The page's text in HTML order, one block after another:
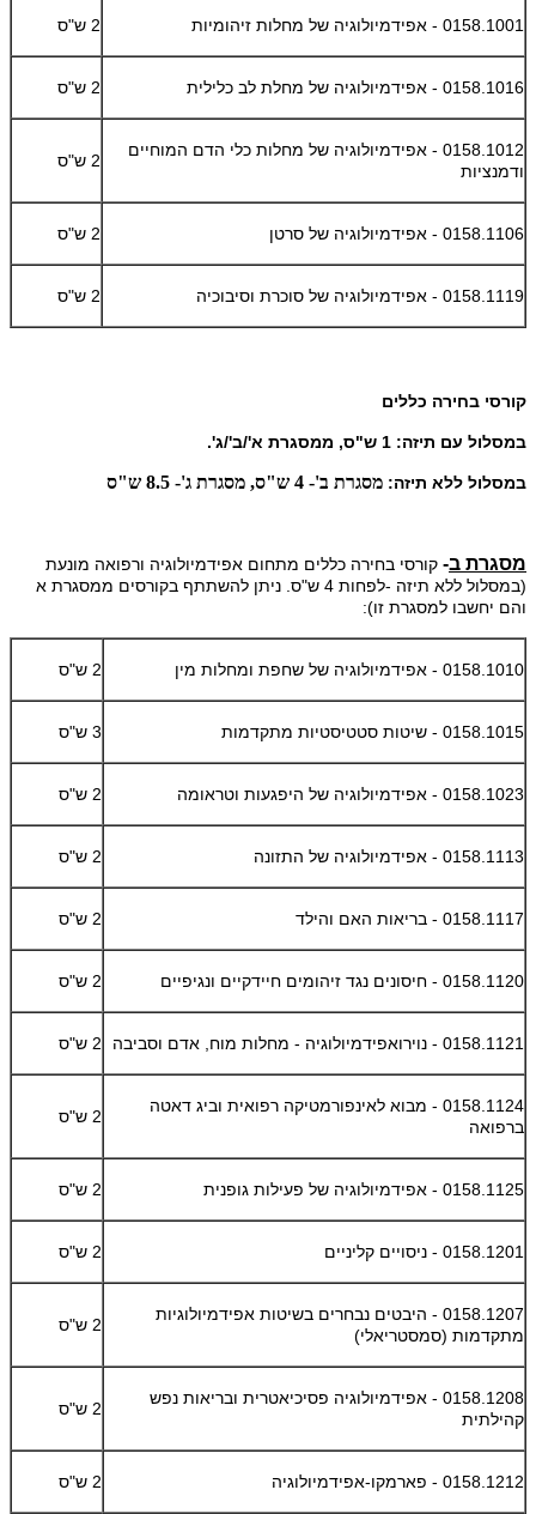
0158.1001 - אפידמיולוגיה של מחלות זיהומיות 2 ש"ס
0158.1016 - אפידמיולוגיה של מחלת לב כלילית 2 ש"ס
0158.1012 - אפידמיולוגיה של מחלות כלי הדם המוחיים
ודמנציות
2 ש"ס
0158.1106 - אפידמיולוגיה של סרטן 2 ש"ס
0158.1119 - אפידמיולוגיה של סוכרת וסיבוכיה 2 ש"ס
קורסי בחירה כללים
במסלול עם תיזה: 1 ש"ס, ממסגרת א'/ב'/ג'.
במסלול ללא תיזה: מסגרת ב'- 4 ש"ס, מסגרת ג'- 8.5 ש"ס
מסגרת ב- קורסי בחירה כללים מתחום אפידמיולוגיה ורפואה מונעת
(במסלול ללא תיזה -לפחות 4 ש"ס. ניתן להשתתף בקורסים ממסגרת א
והם יחשבו למסגרת זו):
0158.1010 - אפידמיולוגיה של שחפת ומחלות מין 2 ש"ס
0158.1015 - שיטות סטטיסטיות מתקדמות 3 ש"ס
0158.1023 - אפידמיולוגיה של היפגעות וטראומה 2 ש"ס
0158.1113 - אפידמיולוגיה של התזונה 2 ש"ס
0158.1117 - בריאות האם והילד 2 ש"ס
0158.1120 - חיסונים נגד זיהומים חיידקיים ונגיפיים 2 ש"ס
0158.1121 - נוירואפידמיולוגיה - מחלות מוח, אדם וסביבה 2 ש"ס
0158.1124 - מבוא לאינפורמטיקה רפואית וביג דאטה
ברפואה
2 ש"ס
0158.1125 - אפידמיולוגיה של פעילות גופנית 2 ש"ס
0158.1201 - ניסויים קליניים 2 ש"ס
0158.1207 - היבטים נבחרים בשיטות אפידמיולוגיות
מתקדמות (סמסטריאלי)
2 ש"ס
0158.1208 - אפידמיולוגיה פסיכיאטרית ובריאות נפש
קהילתית
2 ש"ס
0158.1212 - פארמקו-אפידמיולוגיה 2 ש"ס